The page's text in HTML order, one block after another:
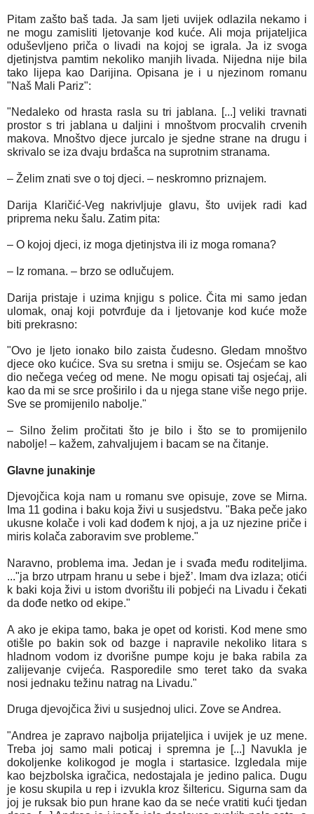
Pitam zašto baš tada. Ja sam ljeti uvijek odlazila nekamo i
ne mogu zamisliti ljetovanje kod kuće. Ali moja prijateljica
oduševljeno priča o livadi na kojoj se igrala. Ja iz svoga
djetinjstva pamtim nekoliko manjih livada. Nijedna nije bila
tako lijepa kao Darijina. Opisana je i u njezinom romanu
"Naš Mali Pariz":
"Nedaleko od hrasta rasla su tri jablana. [...] veliki travnati
prostor s tri jablana u daljini i mnoštvom procvalih crvenih
makova. Mnoštvo djece jurcalo je sjedne strane na drugu i
skrivalo se iza dvaju brdašca na suprotnim stranama.
– Želim znati sve o toj djeci. – neskromno priznajem.
Darija Klaričić-Veg nakrivljuje glavu, što uvijek radi kad
priprema neku šalu. Zatim pita:
– O kojoj djeci, iz moga djetinjstva ili iz moga romana?
– Iz romana. – brzo se odlučujem.
Darija pristaje i uzima knjigu s police. Čita mi samo jedan
ulomak, onaj koji potvrđuje da i ljetovanje kod kuće može
biti prekrasno:
"Ovo je ljeto ionako bilo zaista čudesno. Gledam mnoštvo
djece oko kućice. Sva su sretna i smiju se. Osjećam se kao
dio nečega većeg od mene. Ne mogu opisati taj osjećaj, ali
kao da mi se srce proširilo i da u njega stane više nego prije.
Sve se promijenilo nabolje."
– Silno želim pročitati što je bilo i što se to promijenilo
nabolje! – kažem, zahvaljujem i bacam se na čitanje.
Glavne junakinje
Djevojčica koja nam u romanu sve opisuje, zove se Mirna.
Ima 11 godina i baku koja živi u susjedstvu. "Baka peče jako
ukusne kolače i voli kad dođem k njoj, a ja uz njezine priče i
miris kolača zaboravim sve probleme."
Naravno, problema ima. Jedan je i svađa među roditeljima.
..."ja brzo utrpam hranu u sebe i bjež’. Imam dva izlaza; otići
k baki koja živi u istom dvorištu ili pobjeći na Livadu i čekati
da dođe netko od ekipe."
A ako je ekipa tamo, baka je opet od koristi. Kod mene smo
otišle po bakin sok od bazge i napravile nekoliko litara s
hladnom vodom iz dvorišne pumpe koju je baka rabila za
zalijevanje cvijeća. Rasporedile smo teret tako da svaka
nosi jednaku težinu natrag na Livadu."
Druga djevojčica živi u susjednoj ulici. Zove se Andrea.
"Andrea je zapravo najbolja prijateljica i uvijek je uz mene.
Treba joj samo mali poticaj i spremna je [...] Navukla je
dokoljenke kolikogod je mogla i startasice. Izgledala mije
kao bejzbolska igračica, nedostajala je jedino palica. Dugu
je kosu skupila u rep i izvukla kroz šiltericu. Sigurna sam da
joj je ruksak bio pun hrane kao da se neće vratiti kući tjedan